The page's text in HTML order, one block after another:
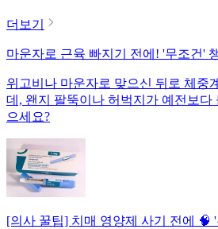
더보기
마운자로 근육 빠지기 전에! '무조건'
위고비나 마운자로 맞으신 뒤로 체중
데, 왠지 팔뚝이나 허벅지가 예전보다
으세요?
[의사 꿀팁] 치매 영양제 사기 전에 🧠